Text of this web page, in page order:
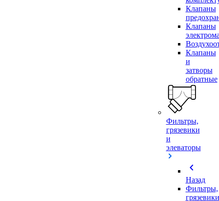
Клапаны
Клапаны
Клапаны
и
затворы
обратные
Фильтры,
грязевики
и
элеваторы
chevron_left
Назад
Фильтры,
грязевики